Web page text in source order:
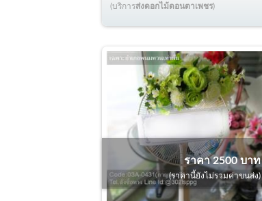
(บริการส่งดอกไม้ดอนตาเพชร)
ราคา 2500 บาท
(ราคานี้ยังไม่รวมค่าขนส่ง)